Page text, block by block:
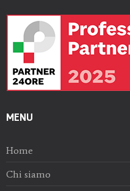
MENU
Home
Chi siamo